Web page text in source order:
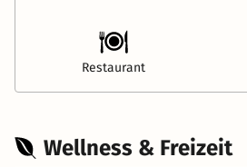
Restaurant
Wellness & Freizeit